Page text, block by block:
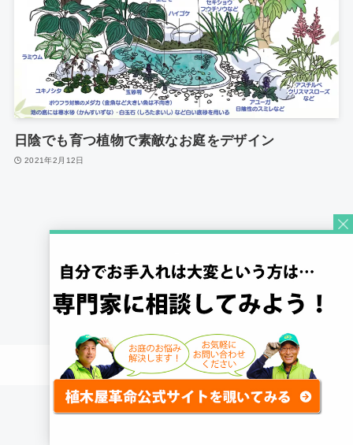
日陰でも育つ植物で素敵なお庭をデザイン
2021年2月12日
©Quick Gardening Co., Ltd.